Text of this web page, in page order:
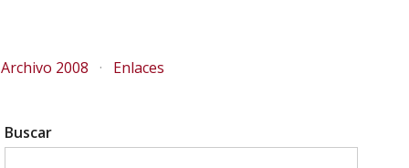
Archivo 2008 Enlaces
Buscar